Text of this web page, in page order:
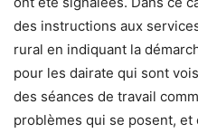
des instructions aux
rural en indiquant la
pour les dairate qui sont
des séances de travail
problèmes qui se posent,